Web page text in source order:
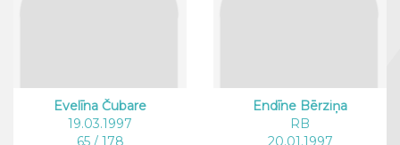
Evelīna Čubare
19.03.1997
Endīne Bērziņa
RB